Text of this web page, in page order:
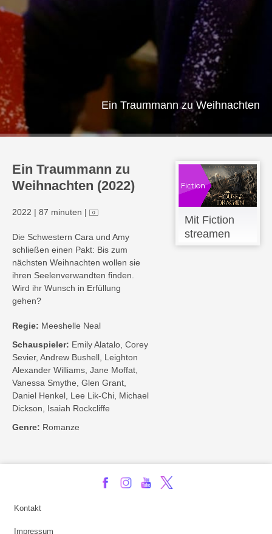
Ein Traummann zu Weihnachten
Ein Traummann zu
Weihnachten (2022)
2022 | 87 minuten |
Die Schwestern Cara und Amy
schließen einen Pakt: Bis zum
nächsten Weihnachten wollen sie
ihren Seelenverwandten finden.
Wird ihr Wunsch in Erfüllung
gehen?
Regie: Meeshelle Neal
Schauspieler: Emily Alatalo, Corey
Sevier, Andrew Bushell, Leighton
Alexander Williams, Jane Moffat,
Vanessa Smythe, Glen Grant,
Daniel Henkel, Lee Lik-Chi, Michael
Dickson, Isaiah Rockcliffe
Genre: Romanze
Mit Fiction
streamen
Kontakt
Impressum